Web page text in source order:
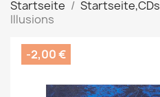
Startseite Startseite,CDs
Illusions
-2,00 €